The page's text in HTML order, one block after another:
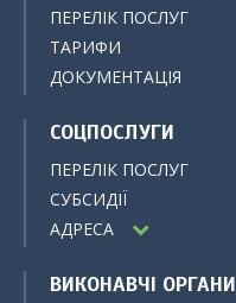
ПЕРЕЛІК ПОСЛУГ
ТАРИФИ
ДОКУМЕНТАЦІЯ
СОЦПОСЛУГИ
ПЕРЕЛІК ПОСЛУГ
СУБСИДІЇ
АДРЕСА
ВИКОНАВЧІ ОРГАНИ